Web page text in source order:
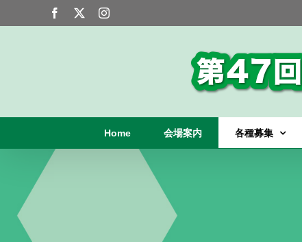
to
Facebook Instagram
Home 会場案内 各種募集